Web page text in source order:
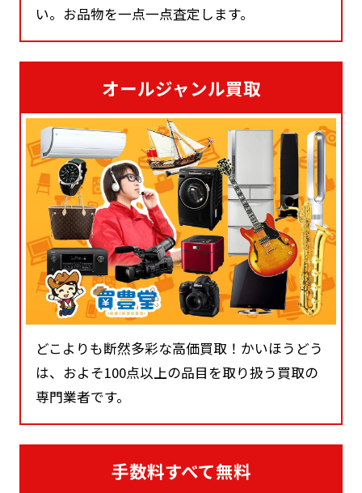
い。お品物を一点一点査定します。
オールジャンル買取
どこよりも断然多彩な高価買取！かいほうどう
は、およそ100点以上の品目を取り扱う買取の
専門業者です。
手数料すべて無料